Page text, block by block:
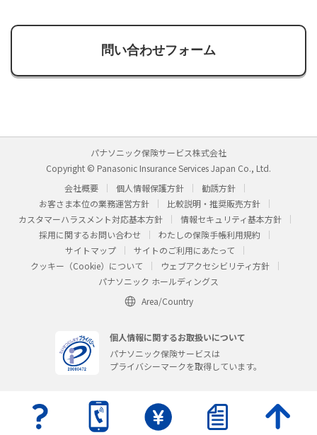
問い合わせフォーム
パナソニック保険サービス株式会社
Copyright © Panasonic Insurance Services Japan Co., Ltd.
会社概要
個人情報保護方針
勧誘方針
お客さま本位の業務運営方針
比較説明・推奨販売方針
カスタマーハラスメント対応基本方針
情報セキュリティ基本方針
採用に関するお問い合わせ
わたしの保険手帳利用規約
サイトマップ
サイトのご利用にあたって
クッキー（Cookie）について
ウェブアクセシビリティ方針
パナソニック ホールディングス
Area/Country
個人情報に関するお取扱いについて
パナソニック保険サービスは
プライバシーマークを取得しています。